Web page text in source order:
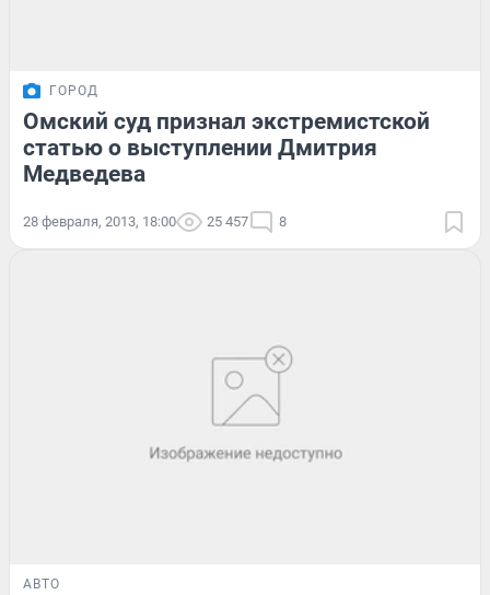
ГОРОД
Омский суд признал экстремистской
статью о выступлении Дмитрия
Медведева
28 февраля, 2013, 18:00 25 457 8
АВТО